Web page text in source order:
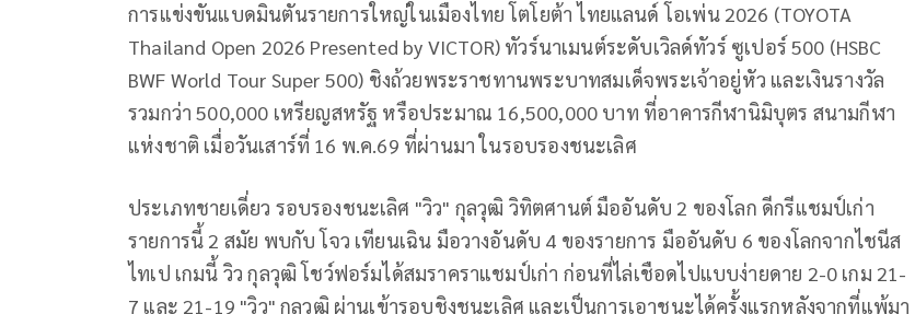
การแข่งขันแบดมินตันรายการใหญ่ในเมืองไทย โตโยต้า ไทยแลนด์ โอเพ่น 2026 (TOYOTA
Thailand Open 2026 Presented by VICTOR) ทัวร์นาเมนต์ระดับเวิลด์ทัวร์ ซูเปอร์ 500 (HSBC
BWF World Tour Super 500) ชิงถ้วยพระราชทานพระบาทสมเด็จพระเจ้าอยู่หัว และเงินรางวัล
รวมกว่า 500,000 เหรียญสหรัฐ หรือประมาณ 16,500,000 บาท ที่อาคารกีฬานิมิบุตร สนามกีฬา
แห่งชาติ เมื่อวันเสาร์ที่ 16 พ.ค.69 ที่ผ่านมา ในรอบรองชนะเลิศ
ประเภทชายเดี่ยว รอบรองชนะเลิศ "วิว" กุลวุฒิ วิทิตศานต์ มืออันดับ 2 ของโลก ดีกรีแชมป์เก่า
รายการนี้ 2 สมัย พบกับ โจว เทียนเฉิน มือวางอันดับ 4 ของรายการ มืออันดับ 6 ของโลกจากไชนีส
ไทเป เกมนี้ วิว กุลวุฒิ โชว์ฟอร์มได้สมราคราแชมป์เก่า ก่อนที่ไล่เชือดไปแบบง่ายดาย 2-0 เกม 21-
7 และ 21-19 "วิว" กุลวุฒิ ผ่านเข้ารอบชิงชนะเลิศ และเป็นการเอาชนะได้ครั้งแรกหลังจากที่แพ้มา